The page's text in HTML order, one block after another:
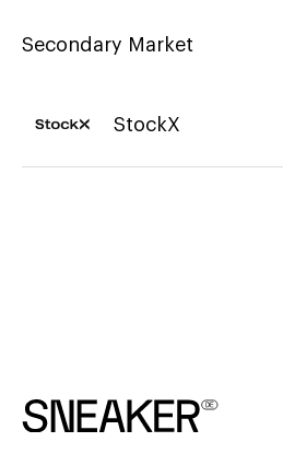
Secondary Market
StockX